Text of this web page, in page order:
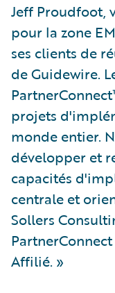
Jeff Proudfoot,
pour la zone
ses clients de
de Guidewire.
projets
monde entier.
développer et
capacités
centrale et
Sollers
Affilié. »